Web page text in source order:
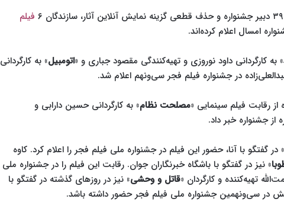
فیلم
امسال اعلام کرده‌اند.
» به کارگردانی داود نوروزی و تهیه‌کنندگی مقصود جباری و «اتومبیل» به کارگردانی
در جشنواره فیلم فجر سی‌ونهم اعلام شد.
مصلحت نظام» به کارگردانی حسین دارابی و
جشنواره خبر داد.
» در گفتگو با آنا، حضور این فیلم در جشنواره ملی فیلم فجر را اعلام کرد. کاوه
» نیز در گفتگو با باشگاه خبرنگاران جوان. رقابت این فیلم را در جشنواره ملی
تهیه‌کننده و کارگردان «قاتل و وحشی» نیز در روزهای گذشته در گفتگو با
در سی‌ونهمین جشنواره ملی فیلم فجر حضور داشته باشد.